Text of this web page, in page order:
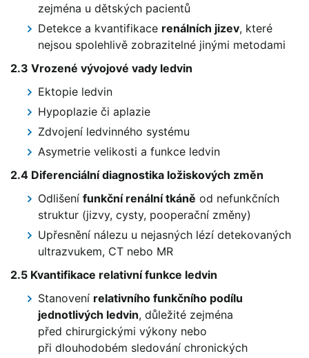
zejména u dětských pacientů
Detekce a kvantifikace renálních jizev, které
nejsou spolehlivě zobrazitelné jinými metodami
2.3 Vrozené vývojové vady ledvin
Ektopie ledvin
Hypoplazie či aplazie
Zdvojení ledvinného systému
Asymetrie velikosti a funkce ledvin
2.4 Diferenciální diagnostika ložiskových změn
Odlišení funkční renální tkáně od nefunkčních
struktur (jizvy, cysty, pooperační změny)
Upřesnění nálezu u nejasných lézí detekovaných
ultrazvukem, CT nebo MR
2.5 Kvantifikace relativní funkce ledvin
Stanovení relativního funkčního podílu
jednotlivých ledvin, důležité zejména
před chirurgickými výkony nebo
při dlouhodobém sledování chronických